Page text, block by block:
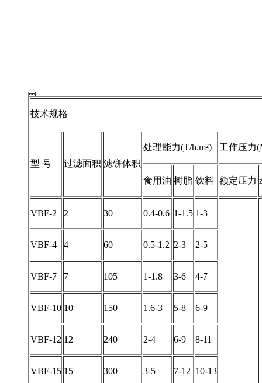
技术规格
型 号 过滤面积 滤饼体积
处理能力(T/h.m²) 工作压力
食用油 树脂 饮料 额定压力
VBF-2 2 30 0.4-0.6 1-1.5 1-3
VBF-4 4 60 0.5-1.2 2-3 2-5
VBF-7 7 105 1-1.8 3-6 4-7
VBF-10 10 150 1.6-3 5-8 6-9
VBF-12 12 240 2-4 6-9 8-11
VBF-15 15 300 3-5 7-12 10-13